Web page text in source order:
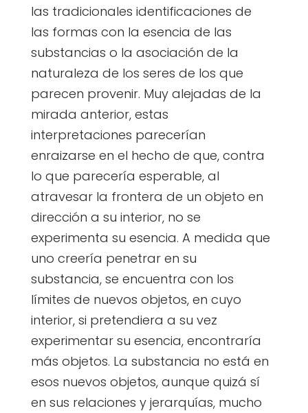
las tradicionales identificaciones de
las formas con la esencia de las
substancias o la asociación de la
naturaleza de los seres de los que
parecen provenir. Muy alejadas de la
mirada anterior, estas
interpretaciones parecerían
enraizarse en el hecho de que, contra
lo que parecería esperable, al
atravesar la frontera de un objeto en
dirección a su interior, no se
experimenta su esencia. A medida que
uno creería penetrar en su
substancia, se encuentra con los
límites de nuevos objetos, en cuyo
interior, si pretendiera a su vez
experimentar su esencia, encontraría
más objetos. La substancia no está en
esos nuevos objetos, aunque quizá sí
en sus relaciones y jerarquías, mucho